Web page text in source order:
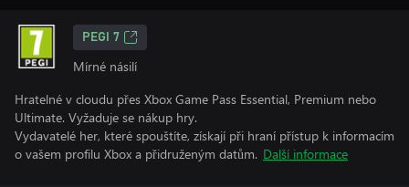
PEGI 7
Mírné násilí
Hratelné v cloudu přes Xbox Game Pass Essential, Premium nebo
Ultimate. Vyžaduje se nákup hry.
Vydavatelé her, které spouštíte, získají při hraní přístup k informacím
o vašem profilu Xbox a přidruženým datům. Další informace